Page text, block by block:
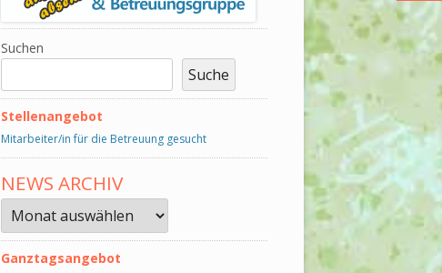
Suchen
Suche
Stellenangebot
Mitarbeiter/in für die Betreuung gesucht
NEWS ARCHIV
News
Archiv
Ganztagsangebot